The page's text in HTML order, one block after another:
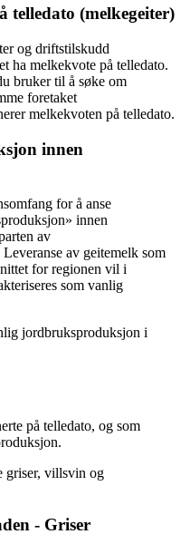
telledato (melkegeiter)
og driftstilskudd
ha melkekvote på telledato.
bruker til å søke om
foretaket
melkekvoten på telledato.
innen
for å anse
innen
av
av geitemelk som
for regionen vil i
som vanlig
jordbruksproduksjon i
på telledato, og som
griser, villsvin og
- Griser